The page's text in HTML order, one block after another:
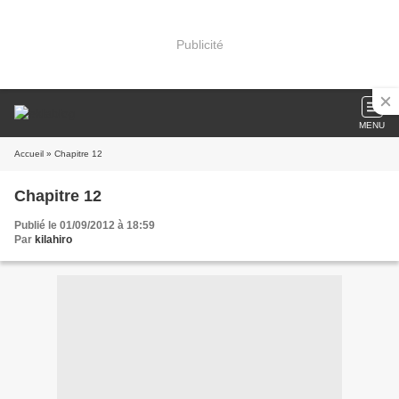
Publicité
MENU
Accueil » Chapitre 12
Chapitre 12
Publié le 01/09/2012 à 18:59
Par kilahiro